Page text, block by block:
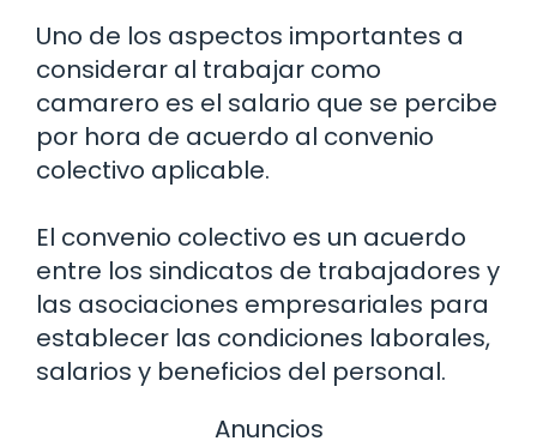
Uno de los aspectos importantes a
considerar al trabajar como
camarero es el salario que se percibe
por hora de acuerdo al convenio
colectivo aplicable.
El convenio colectivo es un acuerdo
entre los sindicatos de trabajadores y
las asociaciones empresariales para
establecer las condiciones laborales,
salarios y beneficios del personal.
Anuncios